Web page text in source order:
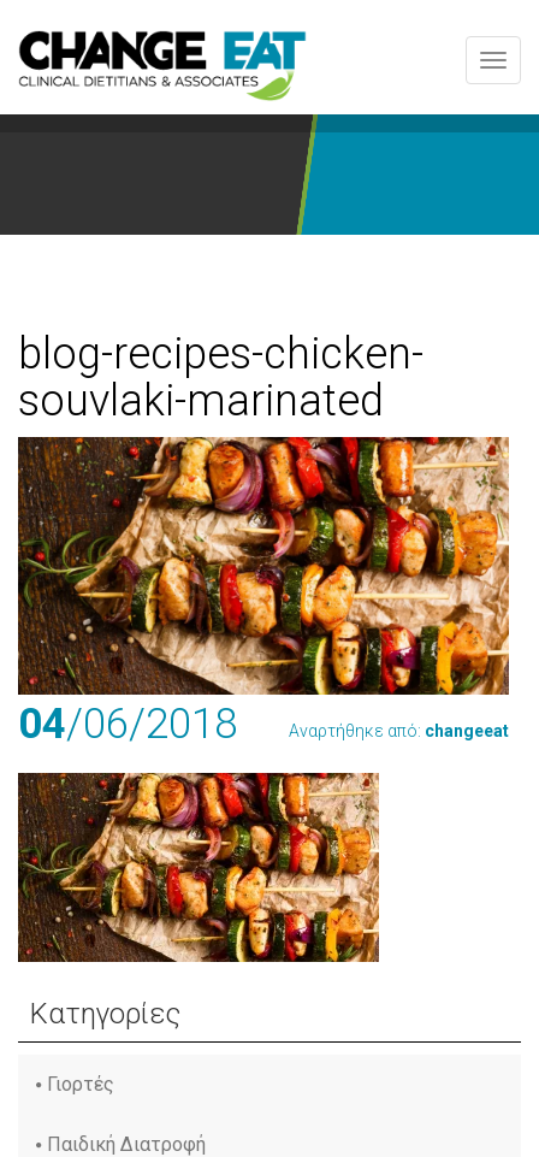
blog-recipes-chicken-
souvlaki-marinated
04/06/2018 Αναρτήθηκε από: changeeat
Κατηγορίες
Γιορτές
Παιδική Διατροφή